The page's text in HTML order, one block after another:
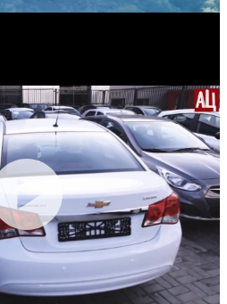
5 лет или 150 000 км пробега